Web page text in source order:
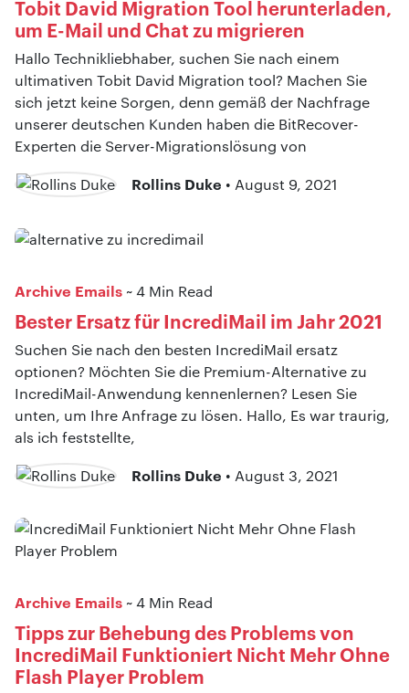
Tobit David Migration Tool herunterladen,
um E-Mail und Chat zu migrieren
Hallo Technikliebhaber, suchen Sie nach einem
ultimativen Tobit David Migration tool? Machen Sie
sich jetzt keine Sorgen, denn gemäß der Nachfrage
unserer deutschen Kunden haben die BitRecover-
Experten die Server-Migrationslösung von
Rollins Duke • August 9, 2021
Archive Emails ~ 4 Min Read
Bester Ersatz für IncrediMail im Jahr 2021
Suchen Sie nach den besten IncrediMail ersatz
optionen? Möchten Sie die Premium-Alternative zu
IncrediMail-Anwendung kennenlernen? Lesen Sie
unten, um Ihre Anfrage zu lösen. Hallo, Es war traurig,
als ich feststellte,
Rollins Duke • August 3, 2021
Archive Emails ~ 4 Min Read
Tipps zur Behebung des Problems von
IncrediMail Funktioniert Nicht Mehr Ohne
Flash Player Problem